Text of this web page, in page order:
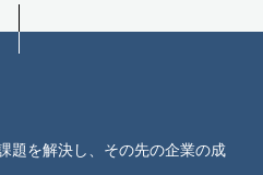
題を解決し、その先の企業の成